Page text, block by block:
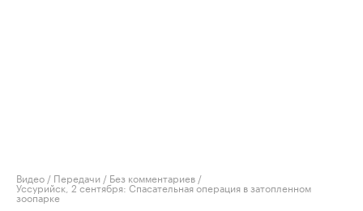
Видео / Передачи / Без комментариев /
Уссурийск, 2 сентября: Спасательная операция в затопленном
зоопарке